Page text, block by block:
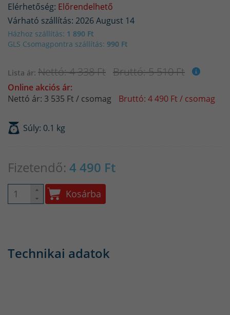
Elérhetőség: Előrendelhető
Várható szállítás: 2026 August 14
Házhoz szállítás: 1 890 Ft
GLS Csomagpontra szállítás: 990 Ft
Lista ár: Nettó: 4 338 Ft Bruttó: 5 510 Ft
Online akciós ár:
Nettó ár: 3 535 Ft / csomag
Bruttó: 4 490 Ft / csomag
Súly: 0.1 kg
Fizetendő: 4 490 Ft
Kosárba
Technikai adatok